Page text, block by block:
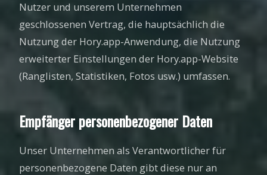
Nutzer und unserem Unternehmen
geschlossenen Vertrag, die hauptsächlich die
Nutzung der Hory.app-Anwendung, die Nutzung
erweiterter Einstellungen der Hory.app-Website
(Ranglisten, Statistiken, Fotos usw.) umfassen.
Empfänger personenbezogener Daten
Unser Unternehmen als Verantwortlicher für
personenbezogene Daten gibt diese nur an